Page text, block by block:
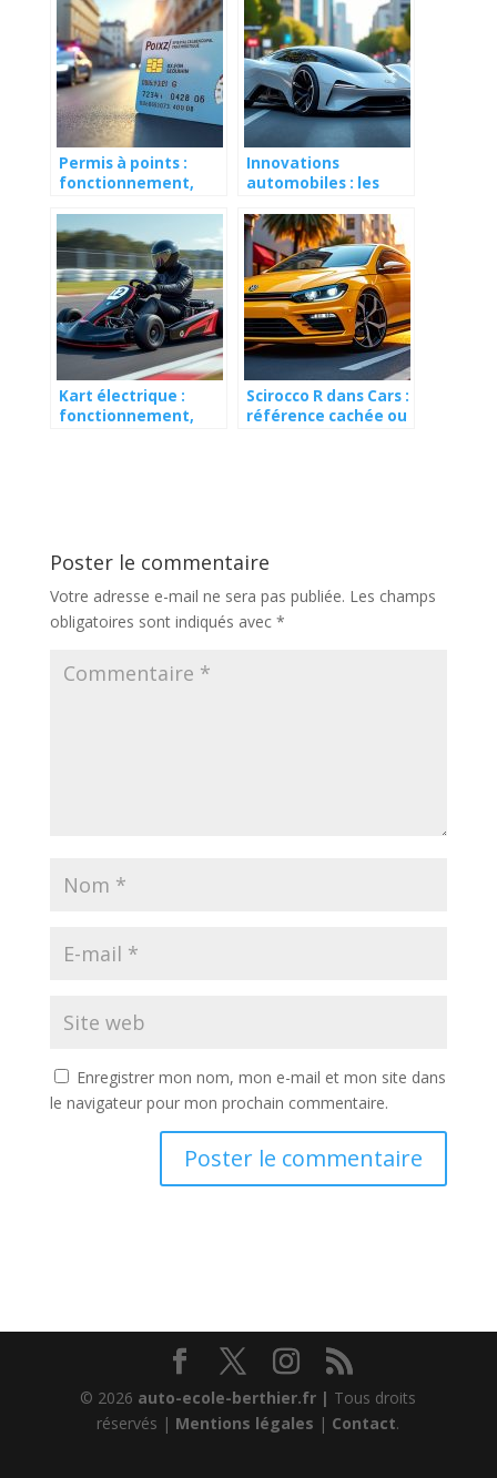
Permis à points :
fonctionnement,
sanctions expliqués
Innovations
automobiles : les
arrivent bientôt sur
nos routes
Kart électrique :
fonctionnement,
Scirocco R dans Cars :
référence cachée ou
Poster le commentaire
Votre adresse e-mail ne sera pas publiée. Les champs
obligatoires sont indiqués avec *
Enregistrer mon nom, mon e-mail et mon site dans
le navigateur pour mon prochain commentaire.
© 2026 auto-ecole-berthier.fr | Tous droits
réservés | Mentions légales | Contact.